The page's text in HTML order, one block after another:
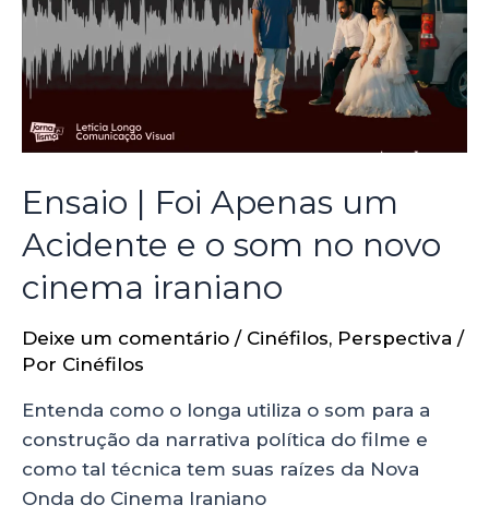
Ensaio | Foi Apenas um
Acidente e o som no novo
cinema iraniano
Deixe um comentário / Cinéfilos, Perspectiva /
Por Cinéfilos
Entenda como o longa utiliza o som para a
construção da narrativa política do filme e
como tal técnica tem suas raízes da Nova
Onda do Cinema Iraniano